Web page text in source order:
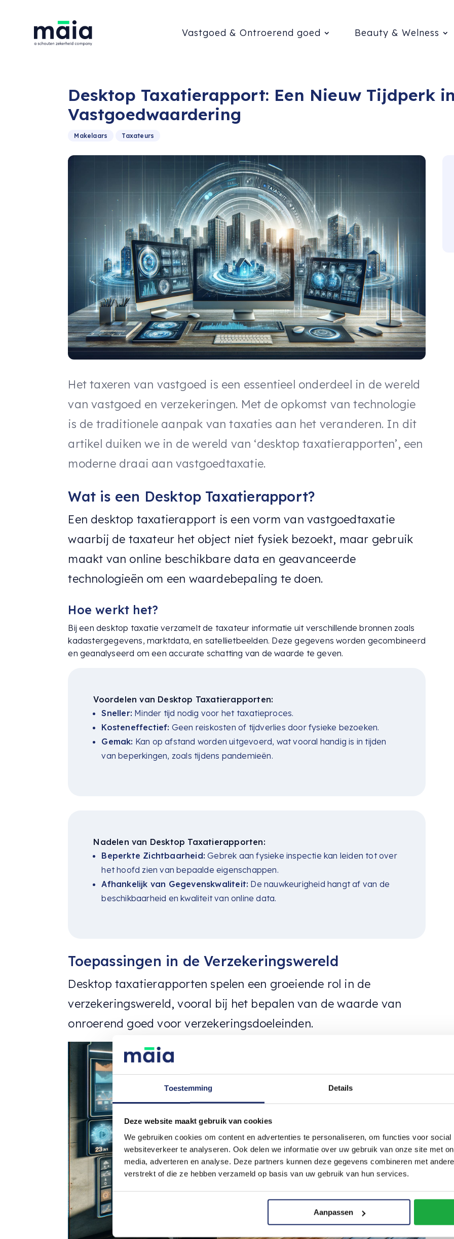
Toestemming Details
Deze website maakt gebruik van cookies
We gebruiken cookies om content en advertenties te personaliseren, om functies voor
websiteverkeer te analyseren. Ook delen we informatie over uw gebruik van onze site met
media, adverteren en analyse. Deze partners kunnen deze gegevens combineren met
verstrekt of die ze hebben verzameld op basis van uw gebruik van hun services.
Aanpassen
Vastgoed & Ontroerend goed Beauty & Welness
Desktop Taxatierapport: Een Nieuw Tijdperk
Vastgoedwaardering
Makelaars Taxateurs
Het taxeren van vastgoed is een essentieel onderdeel in de wereld
van vastgoed en verzekeringen. Met de opkomst van technologie
is de traditionele aanpak van taxaties aan het veranderen. In dit
artikel duiken we in de wereld van ‘desktop taxatierapporten’, een
moderne draai aan vastgoedtaxatie.
Wat is een Desktop Taxatierapport?
Een desktop taxatierapport is een vorm van vastgoedtaxatie
waarbij de taxateur het object niet fysiek bezoekt, maar gebruik
maakt van online beschikbare data en geavanceerde
technologieën om een waardebepaling te doen.
Hoe werkt het?
Bij een desktop taxatie verzamelt de taxateur informatie uit verschillende bronnen zoals
kadastergegevens, marktdata, en satellietbeelden. Deze gegevens worden gecombineerd
en geanalyseerd om een accurate schatting van de waarde te geven.
Voordelen van Desktop Taxatierapporten:
Sneller: Minder tijd nodig voor het taxatieproces.
Kosteneffectief: Geen reiskosten of tijdverlies door fysieke bezoeken.
Gemak: Kan op afstand worden uitgevoerd, wat vooral handig is in tijden
van beperkingen, zoals tijdens pandemieën.
Nadelen van Desktop Taxatierapporten:
Beperkte Zichtbaarheid: Gebrek aan fysieke inspectie kan leiden tot over
het hoofd zien van bepaalde eigenschappen.
Afhankelijk van Gegevenskwaliteit: De nauwkeurigheid hangt af van de
beschikbaarheid en kwaliteit van online data.
Toepassingen in de Verzekeringswereld
Desktop taxatierapporten spelen een groeiende rol in de
verzekeringswereld, vooral bij het bepalen van de waarde van
onroerend goed voor verzekeringsdoeleinden.